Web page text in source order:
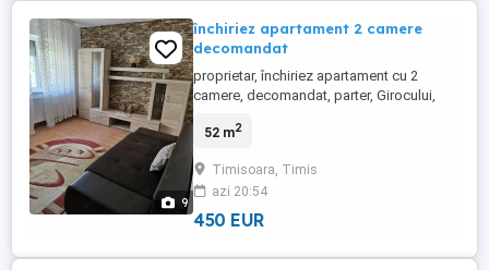
9
închiriez apartament 2 camere
decomandat
proprietar, închiriez apartament cu 2
camere, decomandat, parter, Girocului,
complet.
52 m2
Timisoara, Timis
azi 20:54
450 EUR